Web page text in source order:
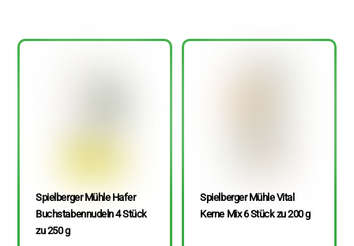
Spielberger Mühle Hafer
Buchstabennudeln 4 Stück
zu 250 g
Spielberger Mühle Vital
Kerne Mix 6 Stück zu 200 g